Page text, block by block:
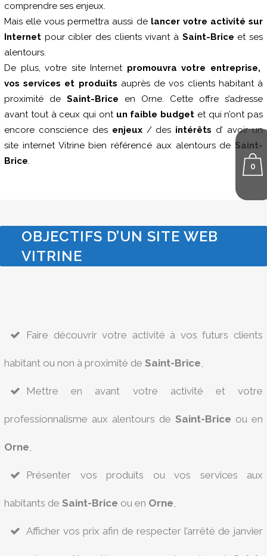
0
comprendre ses enjeux.
Mais elle vous permettra aussi de lancer votre activité sur
Internet pour cibler des clients vivant à Saint-Brice et ses
alentours.
De plus, votre site Internet promouvra votre entreprise,
vos services et produits auprès de vos clients habitant à
proximité de Saint-Brice en Orne. Cette offre s’adresse
avant tout à ceux qui ont un faible budget et qui n’ont pas
encore conscience des enjeux/ des intérêts d’ avoir un
site internet Vitrine bien référencé aux alentours de Saint-
Brice.
OBJECTIFS D’UN SITE WEB
VITRINE
Faire découvrir votre activité à vos futurs clients
habitant ou non à proximité de Saint-Brice,
Mettre en avant votre activité et votre
professionnalisme aux alentours de Saint-Brice ou en
Orne,
Présenter vos produits ou vos services aux
habitants de Saint-Brice ou en Orne,
Afficher vos prix afin de respecter l’arrêté de janvier